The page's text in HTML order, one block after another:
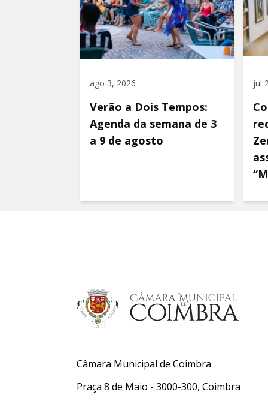
ago 3, 2026
Verão a Dois Tempos:
Agenda da semana de 3
a 9 de agosto
jul
Câmara Municipal de Coimbra
Praça 8 de Maio - 3000-300, Coimbra